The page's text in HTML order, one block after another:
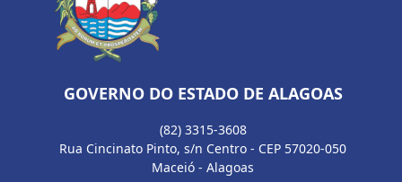
GOVERNO DO ESTADO DE ALAGOAS
(82) 3315-3608
Rua Cincinato Pinto, s/n Centro - CEP 57020-050
Maceió - Alagoas